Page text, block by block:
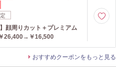
顔周りカット＋プレミアム
26,400→￥16,500
おすすめクーポンをもっと見る